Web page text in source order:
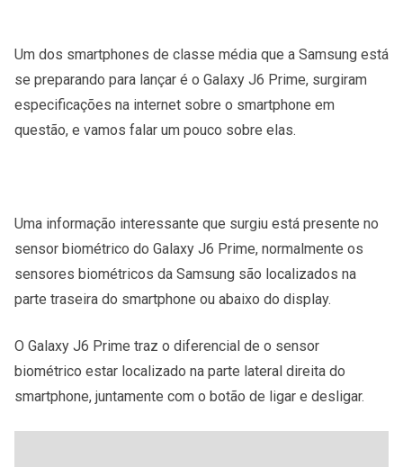
Um dos smartphones de classe média que a Samsung está
se preparando para lançar é o Galaxy J6 Prime, surgiram
especificações na internet sobre o smartphone em
questão, e vamos falar um pouco sobre elas.
Uma informação interessante que surgiu está presente no
sensor biométrico do Galaxy J6 Prime, normalmente os
sensores biométricos da Samsung são localizados na
parte traseira do smartphone ou abaixo do display.
O Galaxy J6 Prime traz o diferencial de o sensor
biométrico estar localizado na parte lateral direita do
smartphone, juntamente com o botão de ligar e desligar.